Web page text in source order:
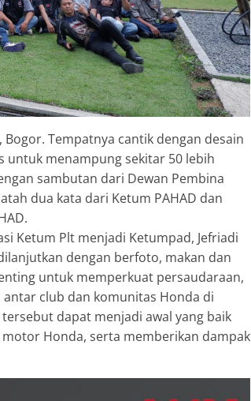
Tempatnya cantik dengan desain
untuk menampung sekitar 50 lebih
sambutan dari Dewan Pembina
dua kata dari Ketum PAHAD dan
Ketum Plt menjadi Ketumpad, Jefriadi
dengan berfoto, makan dan
untuk memperkuat persaudaraan,
club dan komunitas Honda di
dapat menjadi awal yang baik
Honda, serta memberikan dampak